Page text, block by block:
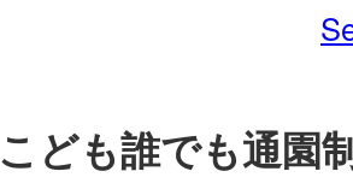
こども誰でも通園